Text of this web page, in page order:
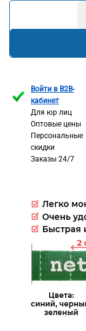
Войти в B2B-
кабинет
Для юр лиц
Оптовые цены
Персональные
скидки
Заказы 24/7